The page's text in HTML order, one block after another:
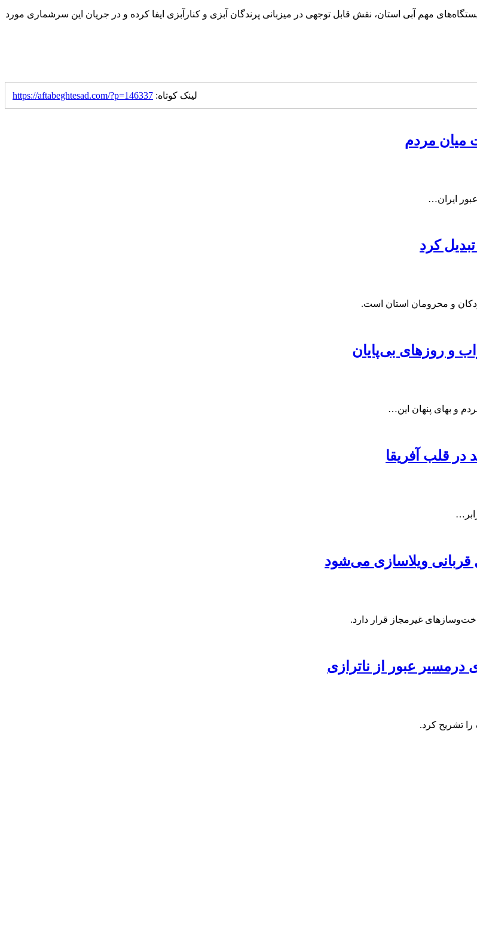
مهم آبی استان، نقش قابل توجهی در میزبانی پرندگان آبزی و کنارآبزی ایفا کرده و در جریان این سرشماری مورد
لینک کوتاه: https://aftabeghtesad.com/?p=146337
میان مردم
ایران…
کرد
و محرومان استان است.
و روزهای بی‌پایان
و بهای پنهان این…
در قلب آفریقا
ویلاسازی می‌شود
غیرمجاز قرار دارد.